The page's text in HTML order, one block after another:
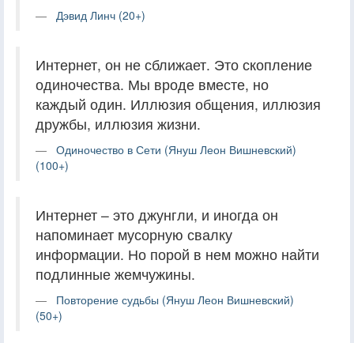
Дэвид Линч (20+)
Интернет, он не сближает. Это скопление
одиночества. Мы вроде вместе, но
каждый один. Иллюзия общения, иллюзия
дружбы, иллюзия жизни.
Одиночество в Сети (Януш Леон Вишневский)
(100+)
Интернет – это джунгли, и иногда он
напоминает мусорную свалку
информации. Но порой в нем можно найти
подлинные жемчужины.
Повторение судьбы (Януш Леон Вишневский)
(50+)